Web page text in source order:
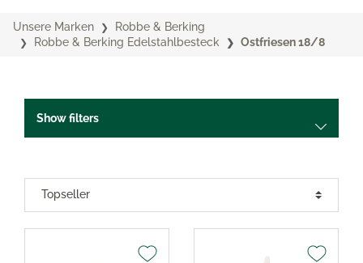
Unsere Marken
Robbe & Berking
Robbe & Berking Edelstahlbesteck
Ostfriesen 18/8
Show filters